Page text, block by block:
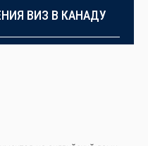
ВИЗ В КАНАДУ